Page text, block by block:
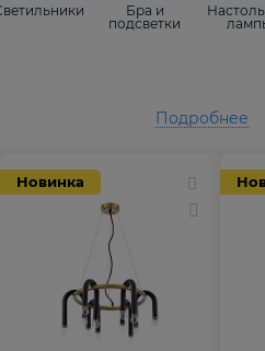
Бра и
подсветки
Новинка
Подробнее